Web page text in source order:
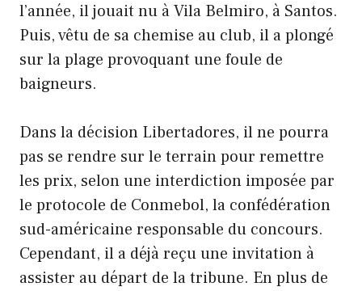
l’année, il jouait nu à Vila Belmiro, à Santos.
Puis, vêtu de sa chemise au club, il a plongé
sur la plage provoquant une foule de
baigneurs.
Dans la décision Libertadores, il ne pourra
pas se rendre sur le terrain pour remettre
les prix, selon une interdiction imposée par
le protocole de Conmebol, la confédération
sud-américaine responsable du concours.
Cependant, il a déjà reçu une invitation à
assister au départ de la tribune. En plus de